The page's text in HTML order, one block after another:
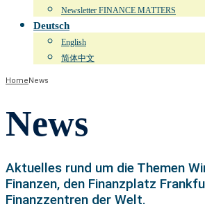
Newsletter FINANCE MATTERS
Deutsch
English
简体中文
HomeNews
News
Aktuelles rund um die Themen
Finanzen, den Finanzplatz
Finanzzentren der Welt.